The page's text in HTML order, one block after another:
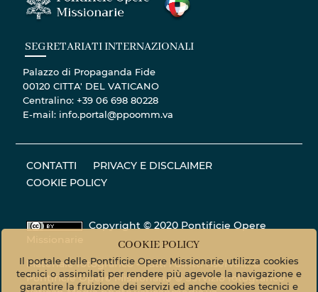
SEGRETARIATI INTERNAZIONALI
Palazzo di Propaganda Fide
00120 CITTA' DEL VATICANO
Centralino: +39 06 698 80228
E-mail: info.portal@ppoomm.va
CONTATTI
PRIVACY E DISCLAIMER
COOKIE POLICY
Copyright © 2020 Pontificie Opere
Materiale fotografico - Tutti i diritti riservati. ©
Pontificie Opere Missionarie © Servizio fotografico
COOKIE POLICY
Il portale delle Pontificie Opere Missionarie utilizza cookies
tecnici o assimilati per rendere più agevole la navigazione e
garantire la fruizione dei servizi ed anche cookies tecnici e